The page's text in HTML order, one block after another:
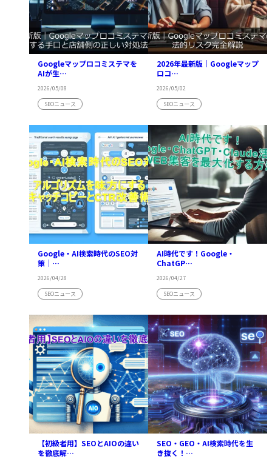
Googleマップロコミステマを
AIが生…
2026/05/08
SEOニュース
2026年最新版｜Googleマップ
ロコ…
2026/05/02
SEOニュース
Google・AI検索時代のSEO対
策｜…
2026/04/28
SEOニュース
AI時代です！Google・
ChatGP…
2026/04/27
SEOニュース
【初級者用】SEOとAIOの違い
を徹底解…
SEO・GEO・AI検索時代を生
き抜く！…